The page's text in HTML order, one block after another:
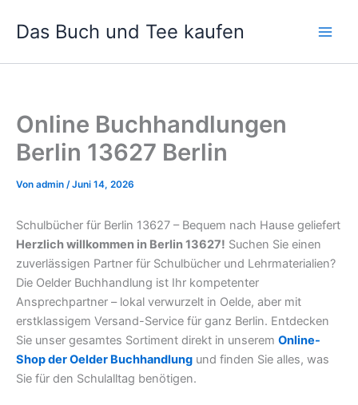
InhaltDas Buch und Tee kaufen
Online Buchhandlungen
Berlin 13627 Berlin
Von admin /Juni 14, 2026
Schulbücher für Berlin 13627 – Bequem nach Hause geliefert
Herzlich willkommen in Berlin 13627! Suchen Sie einen
zuverlässigen Partner für Schulbücher und Lehrmaterialien?
Die Oelder Buchhandlung ist Ihr kompetenter
Ansprechpartner – lokal verwurzelt in Oelde, aber mit
erstklassigem Versand-Service für ganz Berlin. Entdecken
Sie unser gesamtes Sortiment direkt in unserem Online-
Shop der Oelder Buchhandlung und finden Sie alles, was
Sie für den Schulalltag benötigen.